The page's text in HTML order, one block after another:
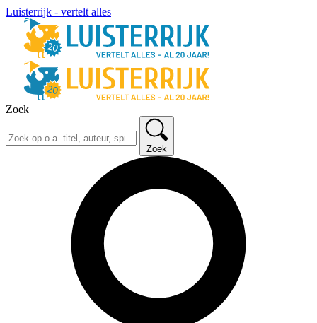
Luisterrijk - vertelt alles
Zoek
Zoek